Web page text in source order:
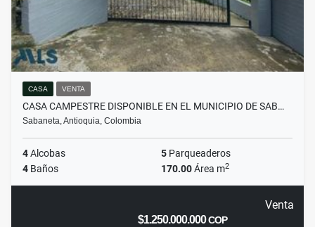
CASA VENTA
CASA CAMPESTRE DISPONIBLE EN EL MUNICIPIO DE SAB…
Sabaneta, Antioquia, Colombia
4Alcobas 5 Parqueaderos
4 Baños 170.00Área m2
Venta
$1.250.000.000COP